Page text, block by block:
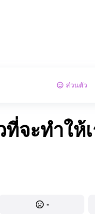
ส่วนตัว
ที่จะทำใ
-